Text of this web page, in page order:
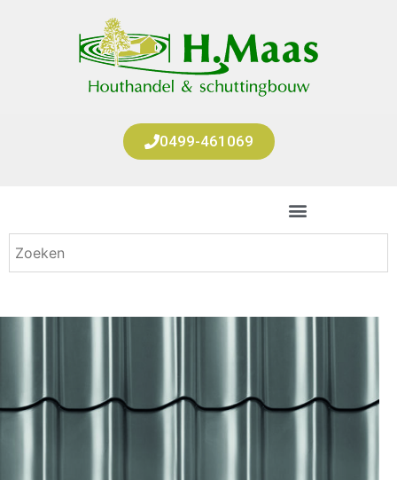
0499-461069